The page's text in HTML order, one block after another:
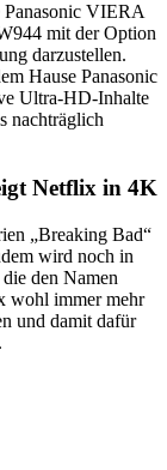
Panasonic VIERA
mit der Option
darzustellen.
Hause Panasonic
Ultra-HD-Inhalte
nachträglich
Netflix in 4K
„Breaking Bad“
wird noch in
den Namen
wohl immer mehr
und damit dafür